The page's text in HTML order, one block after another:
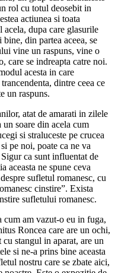
rol cu totul deosebit in
actiunea si toata
acela, dupa care glasurile
din partea aceea, se
vine un raspuns, vine o
care se indreapta catre noi.
acesta in care
dintre ceea ce
un raspuns.
atat de amarati in zilele
soare din acela cum
si straluceste pe crucea
pe noi, poate ca ne va
ca sunt influentat de
aceasta ne spune ceva
sufletul romanesc, cu
cinstire”. Exista
sufletului romanesc.
cum am vazut-o eu in fuga,
Roncea care are un ochi,
stangul in aparat, are un
si ne-a prins bine aceasta
nostru care se zbate aici,